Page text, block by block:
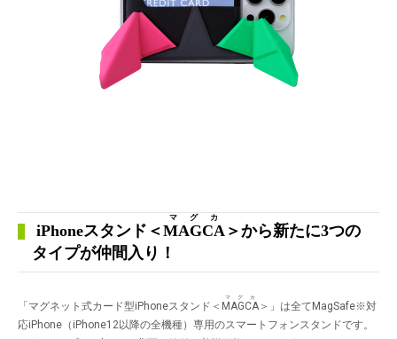
iPhoneスタンド＜MAGCA
マグカ
＞から新たに3つの
タイプが仲間入り！
「マグネット式カード型iPhoneスタンド＜ MAGCA
マグカ
＞」は全てMagSafe※対
応iPhone（iPhone12以降の全機種）専用のスマートフォンスタンドです。